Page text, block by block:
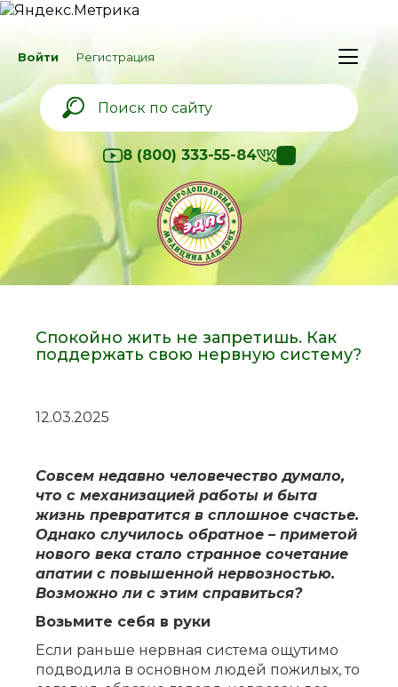
Войти Регистрация
8 (800) 333-55-84
Спокойно жить не запретишь. Как
поддержать свою нервную систему?
12.03.2025
Совсем недавно человечество думало,
что с механизацией работы и быта
жизнь превратится в сплошное счастье.
Однако случилось обратное – приметой
нового века стало странное сочетание
апатии с повышенной нервозностью.
Возможно ли с этим справиться?
Возьмите себя в руки
Если раньше нервная система ощутимо
подводила в основном людей пожилых, то